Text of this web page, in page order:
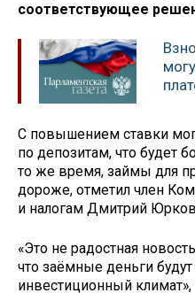
соответствующее
С повышением ставки
по депозитам, что будет
то же время, займы для
дороже, отметил член
и налогам Дмитрий
«Это не радостная
что заёмные деньги
инвестиционный климат»,